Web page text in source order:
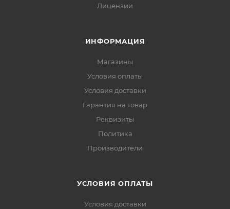
Лицензии
ИНФОРМАЦИЯ
Магазины
Условия оплаты
Условия доставки
Гарантия на товар
Реквизиты
Политика
Производители
УСЛОВИЯ ОПЛАТЫ
Условия доставки